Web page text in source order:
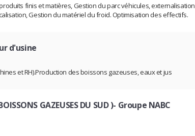
finis et matières, Gestion du parc véhicules, externalisation
Gestion du matériel du froid. Optimisation des effectifs.
d'usine
et RH).Production des boissons gazeuses, eaux et jus
GAZEUSES DU SUD )- Groupe NABC